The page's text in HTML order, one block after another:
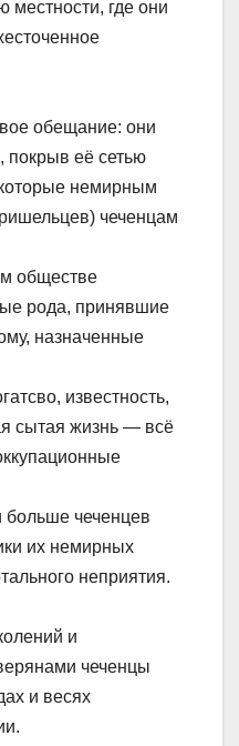
местности, где они
обещание: они
покрыв её сетью
немирным
чеченцам
обществе
рода, принявшие
назначенные
известность,
сытая жизнь — всё
чеченцев
их немирных
неприятия.
и
чеченцы
и весях